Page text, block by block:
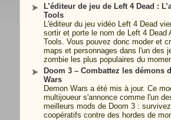
L’éditeur de jeu de Left 4 Dead :
Tools
L'éditeur du jeu vidéo Left 4 Dead
sortir et porte le nom de Left 4 Dead
Tools. Vous pouvez donc moder et
maps et personnages dans l'un des
zombie les plus populaires du
Doom 3 – Combattez les démons
Wars
Demon Wars a été mis à jour. Ce
multijoueur s'annonce comme l'un
meilleurs mods de Doom 3 :
coopératifs contre des hordes de